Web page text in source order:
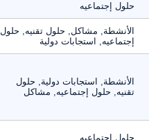
حلول إجتماعيه
الأنشطة, مشاكل, حلول تقنيه, حلول
إجتماعيه, استجابات دولية
الأنشطة, استجابات دولية, حلول
تقنيه, حلول إجتماعيه, مشاكل
حلول إجتماعيه